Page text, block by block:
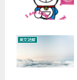
英文読解